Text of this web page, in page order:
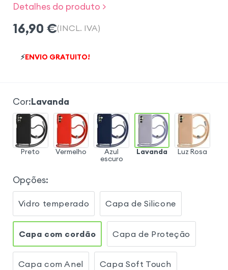
Detalhes do produto >
16,90 €(INCL. IVA)
⚡ENVIO GRATUITO!
Cor:Lavanda
Preto Vermelho Azul
escuro
Lavanda Luz Rosa
Opções:
Vidro temperado Capa de Silicone
Capa com cordão Capa de Proteção
Capa com Anel Capa Soft Touch